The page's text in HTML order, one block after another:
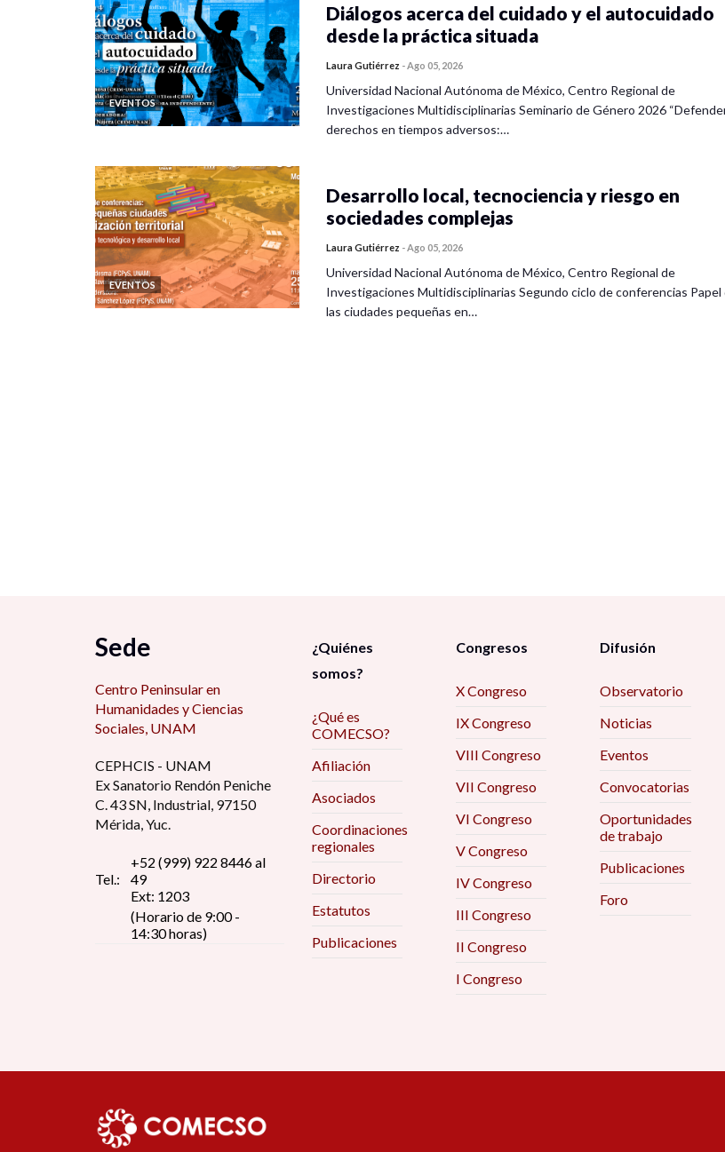
EVENTOS
Diálogos acerca del cuidado y el autocuidado
desde la práctica situada
Laura Gutiérrez -Ago 05, 2026
Universidad Nacional Autónoma de México, Centro Regional de
Investigaciones Multidisciplinarias Seminario de Género 2026
derechos en tiempos adversos:…
EVENTOS
Desarrollo local, tecnociencia y riesgo en
sociedades complejas
Laura Gutiérrez -Ago 05, 2026
Universidad Nacional Autónoma de México, Centro Regional de
Investigaciones Multidisciplinarias Segundo ciclo de conferencias Papel
las ciudades pequeñas en…
Sede
Centro Peninsular en
Humanidades y Ciencias
Sociales, UNAM
CEPHCIS - UNAM
Ex Sanatorio Rendón Peniche
C. 43 SN, Industrial, 97150
Mérida, Yuc.
Tel.:
+52 (999) 922 8446 al
49
Ext: 1203
(Horario de 9:00 -
14:30 horas)
¿Quiénes
somos?
¿Qué es
COMECSO?
Afiliación
Asociados
Coordinaciones
regionales
Directorio
Estatutos
Publicaciones
Congresos
X Congreso
IX Congreso
VIII Congreso
VII Congreso
VI Congreso
V Congreso
IV Congreso
III Congreso
II Congreso
I Congreso
Difusión
Observatorio
Noticias
Eventos
Convocatorias
Oportunidades
de trabajo
Publicaciones
Foro